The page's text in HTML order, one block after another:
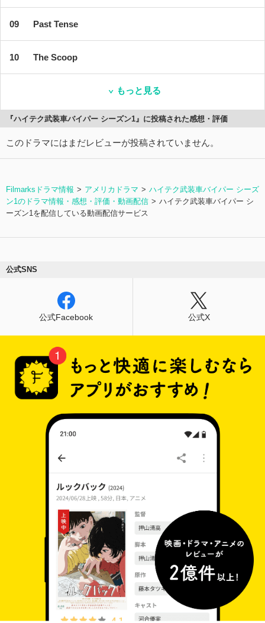
Past Tense
The Scoop
もっと見る
『ハイテク武装車バイパー シーズン1』に投稿された感想・評価
このドラマにはまだレビューが投稿されていません。
Filmarksドラマ情報 アメリカドラマ
ハイテク武装車バイパー シーズ
ン1のドラマ情報・感想・評価・動画配信
ハイテク武装車バイパー シ
ーズン1を配信している動画配信サービス
公式SNS
公式Facebook 公式X